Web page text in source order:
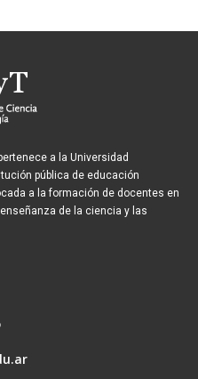
a la Universidad
pública de educación
a la formación de docentes en
de la ciencia y las